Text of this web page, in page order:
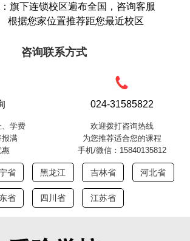
旗下连锁校区遍布全国，咨询客服
家位置推荐距您最近校区
咨询联系方式
、学费
报满
惠
024-31585822
欢迎拨打咨询热线
为您推荐适合您的课程
手机/微信：15840135812
省 黑龙江 吉林省 河北省
省 四川省 江苏省